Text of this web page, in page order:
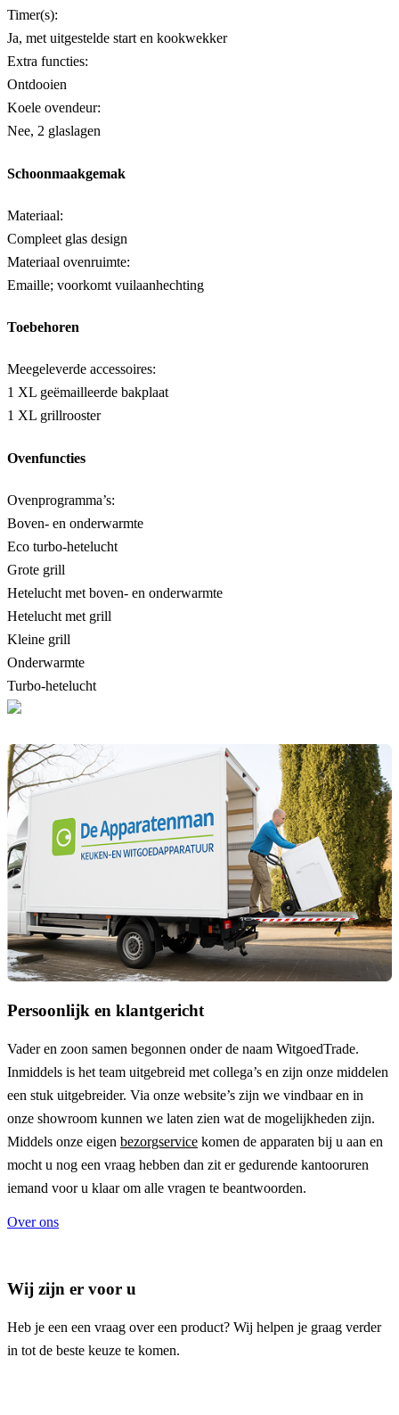
Timer(s):
Ja, met uitgestelde start en kookwekker
Extra functies:
Ontdooien
Koele ovendeur:
Nee, 2 glaslagen
Schoonmaakgemak
Materiaal:
Compleet glas design
Materiaal ovenruimte:
Emaille; voorkomt vuilaanhechting
Toebehoren
Meegeleverde accessoires:
1 XL geëmailleerde bakplaat
1 XL grillrooster
Ovenfuncties
Ovenprogramma’s:
Boven- en onderwarmte
Eco turbo-hetelucht
Grote grill
Hetelucht met boven- en onderwarmte
Hetelucht met grill
Kleine grill
Onderwarmte
Turbo-hetelucht
Persoonlijk en klantgericht
Vader en zoon samen begonnen onder de naam WitgoedTrade.
Inmiddels is het team uitgebreid met collega’s en zijn onze middelen
een stuk uitgebreider. Via onze website’s zijn we vindbaar en in
onze showroom kunnen we laten zien wat de mogelijkheden zijn.
Middels onze eigen bezorgservice komen de apparaten bij u aan en
mocht u nog een vraag hebben dan zit er gedurende kantooruren
iemand voor u klaar om alle vragen te beantwoorden.
Over ons
Wij zijn er voor u
Heb je een een vraag over een product? Wij helpen je graag verder
in tot de beste keuze te komen.